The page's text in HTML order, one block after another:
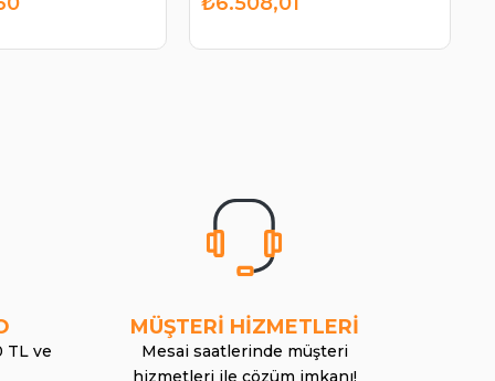
TL ve
MÜŞTERİ HİZMETLERİ
Mesai saatlerinde müşteri
hizmetleri ile çözüm imkanı!